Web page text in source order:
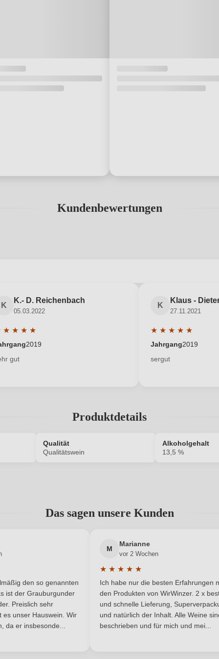
Kundenbewertungen
Neuer Kunde?
K
K.- D. Reichenbach
05.03.2022
★ ★ ★ ★
Bewertung von 5 von 5 Sternen
2019
gut
K
Klaus -
27.11.2021
★ ★ ★ ★ ★
Durchschnittliche
Jahrgang2019
sergut
Produktdetails
Qualität
Qualitätswein
Alkoholgehalt
13,5 %
Enthält Sulfite Bio
Drehverschluss Geschmack
Lukas Kesselring Hersteller adresse Weingut
Jahrgang
Das sagen unsere Kunden
Sternen
Bewertung von 5 von 5 Sternen
den so genannten
ist der Grauburgunder
Preislich sehr
es unser Hauswein. Wir
da er insbesonde...
M
Marianne
vor 2 Wochen
★ ★ ★ ★ ★
Durchschnittliche Bewertung von
Ich habe nur die besten Erfahrungen
den Produkten von WirWinzer. 2 x
und schnelle Lieferung,
und natürlich der Inhalt. Alle Weine
beschrieben und für mich und mei...